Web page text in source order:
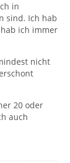
in
sind. Ich hab
ich immer
nicht
20 oder
auch